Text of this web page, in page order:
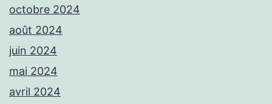
octobre 2024
août 2024
juin 2024
mai 2024
avril 2024